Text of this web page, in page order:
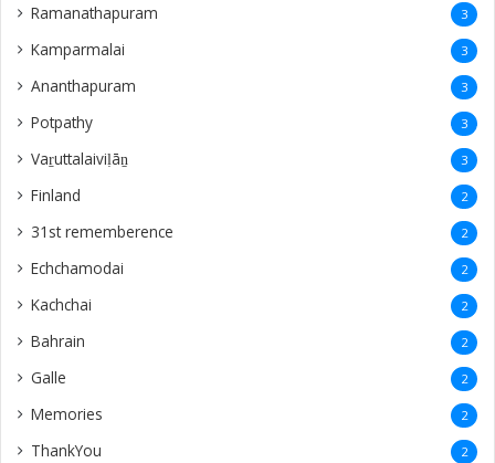
Ramanathapuram 3
Kamparmalai 3
Ananthapuram 3
‎Potpathy 3
Vaṟuttalaiviḷāṉ 3
Finland 2
31st rememberence 2
Echchamodai 2
Kachchai 2
Bahrain 2
Galle 2
Memories 2
ThankYou 2